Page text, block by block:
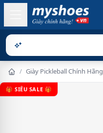
Sản phẩm ch
/ Giày Pickleball Chính Hãng
🎁 SIÊU SALE 🎁